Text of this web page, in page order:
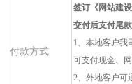
付款方式
签订《网站建
交付后支付尾款
1、本地客户我
可支付现金、
2、外地客户可